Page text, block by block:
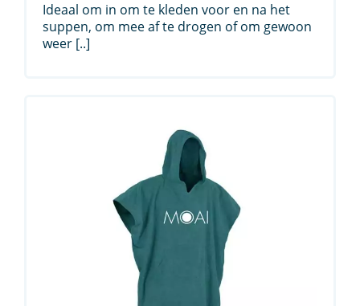
€ 37,50
Ideaal om in om te kleden voor en na het
suppen, om mee af te drogen of om gewoon
weer [..]